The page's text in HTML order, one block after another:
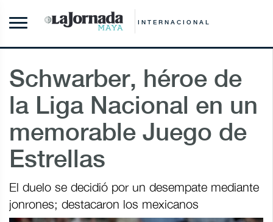
INTERNACIONAL
Schwarber, héroe de
la Liga Nacional en un
memorable Juego de
Estrellas
El duelo se decidió por un desempate mediante
jonrones; destacaron los mexicanos